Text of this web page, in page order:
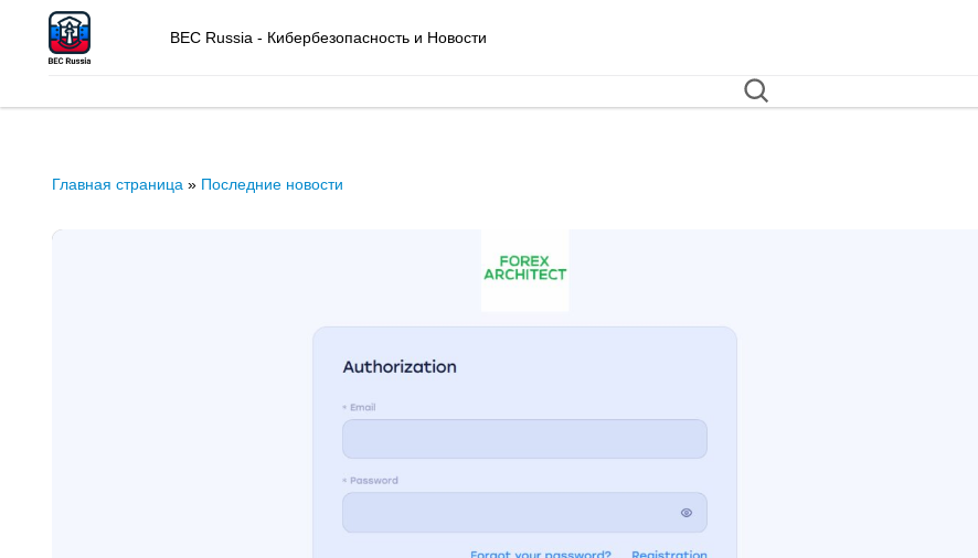
BEC Russia - Кибербезопасность и Новости
Главная страница » Последние новости